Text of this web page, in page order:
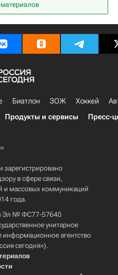
Биатлон ЗОЖ Хоккей
Продукты и сервисы Пресс-
зарегистрировано
в сфере связи,
и массовых коммуникаций
года.
Эл № ФС77-57640
унитарное
агентство
сегодня»).